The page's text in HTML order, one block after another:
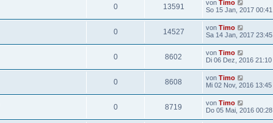
0 13591 von Timo
So 15 Jan, 2017 00:41
0 14527 von Timo
Sa 14 Jan, 2017 23:45
0 8602 von Timo
Di 06 Dez, 2016 21:10
0 8608 von Timo
Mi 02 Nov, 2016 13:45
0 8719 von Timo
Do 05 Mai, 2016 00:28